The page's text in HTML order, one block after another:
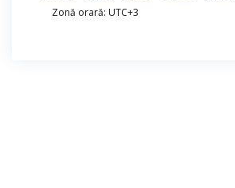
Zonă orară: UTC+3